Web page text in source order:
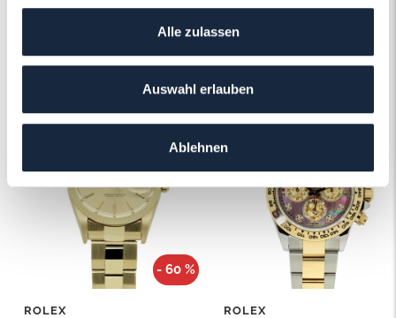
Alle zulassen
Auswahl erlauben
Ablehnen
Das könnte Ihnen auch gefallen!
- 60 %
ROLEX ROLEX